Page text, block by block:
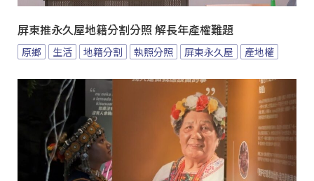
屏東推永久屋地籍分割分照 解長年產權難題
原鄉 生活 地籍分割 執照分照 屏東永久屋 產地權